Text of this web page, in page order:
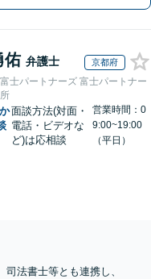
佑 弁護士 京都府
士パートナーズ 富士パートナー
か面談方法(対面・
電話・ビデオな
ど)は応相談
営業時間：0
9:00~19:00
（平日）
司法書士等とも連携し、